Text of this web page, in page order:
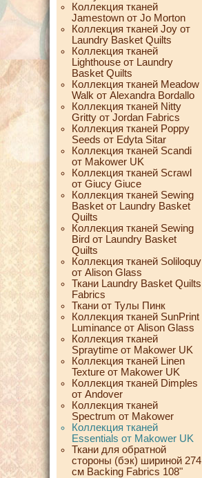
Коллекция тканей
Jamestown от Jo Morton
Коллекция тканей Joy от
Laundry Basket Quilts
Коллекция тканей
Lighthouse от Laundry
Basket Quilts
Коллекция тканей Meadow
Walk от Alexandra Bordallo
Коллекция тканей Nitty
Gritty от Jordan Fabrics
Коллекция тканей Poppy
Seeds от Edyta Sitar
Коллекция тканей Scandi
от Makower UK
Коллекция тканей Scrawl
от Giucy Giuce
Коллекция тканей Sewing
Basket от Laundry Basket
Quilts
Коллекция тканей Sewing
Bird от Laundry Basket
Quilts
Коллекция тканей Soliloquy
от Alison Glass
Ткани Laundry Basket Quilts
Fabrics
Ткани от Тулы Пинк
Коллекция тканей SunPrint
Luminance от Alison Glass
Коллекция тканей
Spraytime от Makower UK
Коллекция тканей Linen
Texture от Makower UK
Коллекция тканей Dimples
от Andover
Коллекция тканей
Spectrum от Makower
Коллекция тканей
Essentials от Makower UK
Ткани для обратной
стороны (бэк) шириной 274
см Backing Fabrics 108"